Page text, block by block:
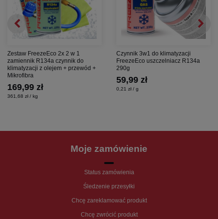
Zestaw FreezeEco 2x 2 w 1
zamiennik R134a czynnik do
klimatyzacji z olejem + przewód +
Mikrofibra
169,99 zł
361,68 zł / kg
Czynnik 3w1 do klimatyzacji
FreezeEco uszczelniacz R134a
290g
59,99 zł
0,21 zł / g
Moje zamówienie
Status zamówienia
Śledzenie przesyłki
Chcę zareklamować produkt
Chcę zwrócić produkt